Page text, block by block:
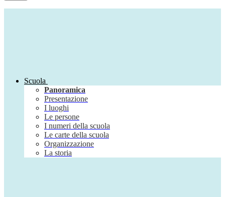
Scuola
Panoramica
Presentazione
I luoghi
Le persone
I numeri della scuola
Le carte della scuola
Organizzazione
La storia